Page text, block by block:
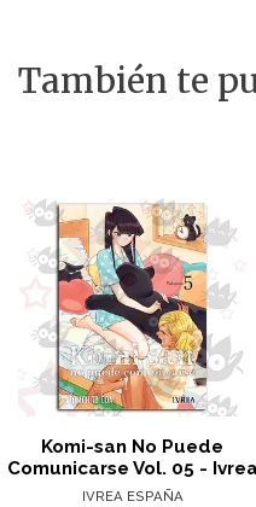
También te
Komi-san No Puede
Comunicarse Vol. 05 - Ivrea
IVREA ESPAÑA